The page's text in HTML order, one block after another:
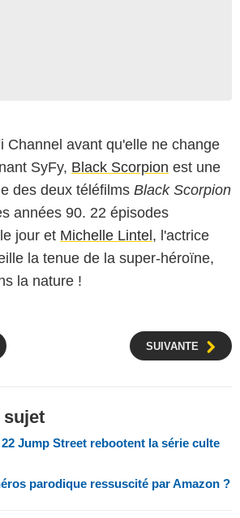
Channel avant qu'elle ne change
SyFy, Black Scorpion est une
des deux téléfilms Black Scorpion
années 90. 22 épisodes
jour et Michelle Lintel , l'actrice
la tenue de la super-héroïne,
la nature !
SUIVANTE
sujet
Jump Street rebootent la série culte
parodique ressuscité par Amazon ?